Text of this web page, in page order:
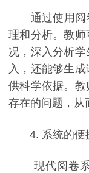
通过使用阅卷
理和分析。教
况，深入分析
入，还能够生
供科学依据。
存在的问题，从
4. 系统的便
现代阅卷系